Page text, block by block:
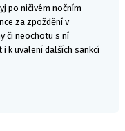
po ničivém nočním
za zpoždění v
či neochotu s ní
k uvalení dalších sankcí